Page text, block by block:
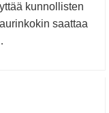
kunnollisten
saattaa